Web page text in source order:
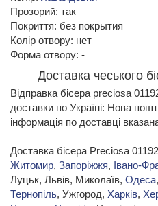
Прозорий: так
Покриття: без покрытия
Колір отвору: нет
Форма отвору: -
Доставка чеського
Відправка бісера preciosa
доставки по Україні: Нова
інформація по доставці
Доставка бісера Preciosa
Житомир, Запоріжжя, Івано-
Луцьк, Львів, Миколаїв, Одеса,
Тернопіль, Ужгород, Харків,